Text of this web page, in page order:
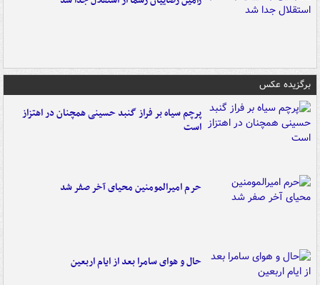
برگزیده عکس
پرچم سیاه بر فراز گنبد حسینی همچنان در اهتزاز
است
حرم امیرالمومنین محیای آخر صفر شد
حال و هوای سامرا بعد از ایام اربعین